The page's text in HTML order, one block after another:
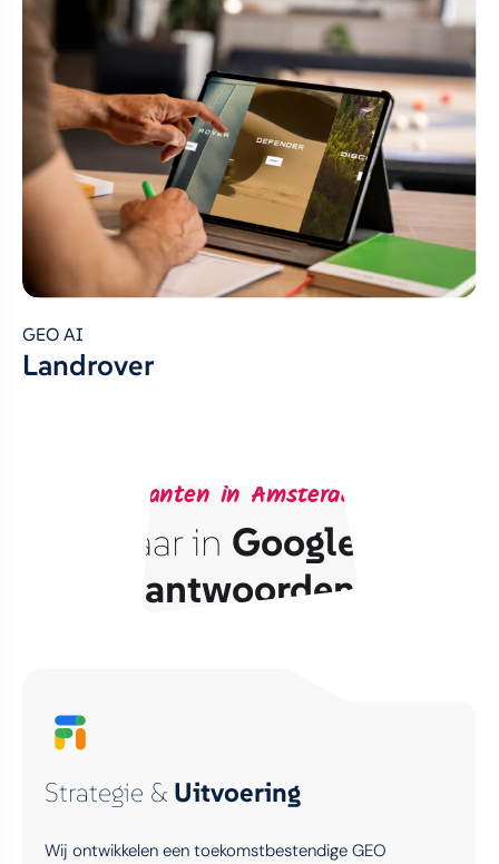
GEO AI
Landrover
Bereik klanten in Amsterdam via AI
Vindbaar in Google
antwoorden
Strategie & Uitvoering
Wij ontwikkelen een toekomstbestendige GEO